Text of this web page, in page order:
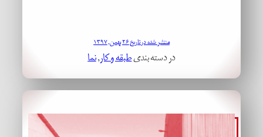
منتشر شده در تاریخ ۲۶ بهمن, ۱۳۹۷
در دسته بندیطبقه و کار, نما